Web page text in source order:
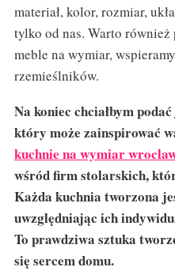
materiał, kolor, rozmiar,
tylko od nas. Warto również
meble na wymiar,
rzemieślników.
Na koniec chciałbym
który może zainspirować
kuchnie na wymiar
wśród firm stolarskich,
Każda kuchnia tworzona
uwzględniając ich
To prawdziwa sztuka
się sercem domu.